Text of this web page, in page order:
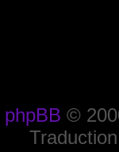
phpBB ©